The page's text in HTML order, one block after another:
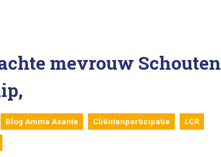
mevrouw Schouten
Blog Amma Asante Cliëntenparticipatie LCR